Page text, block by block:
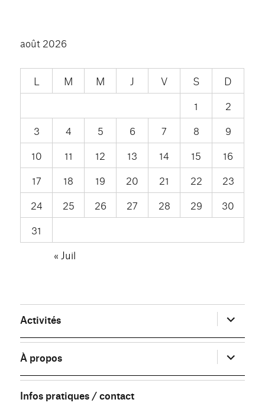
août 2026
L M M J V S
D
1
2
3
4 5 6 7 8
9
10
11 12 13 14 15
16
17
18 19 20 21 22
23
24
25 26 27 28 29
30
31
« Juil
Activités ouvrir
le
sous-
menu
À propos
ouvrir
le
sous-
menu
Infos pratiques / contact